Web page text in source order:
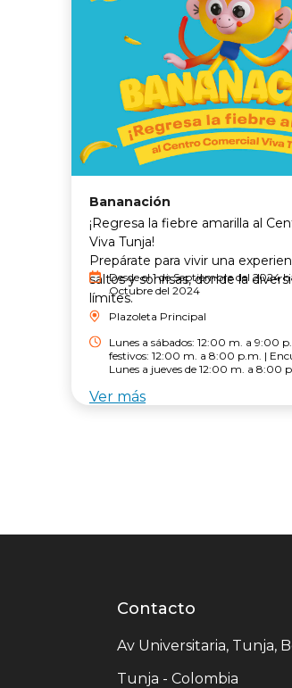
Bananación
¡Regresa la fiebre amarilla al
Viva Tunja!
Prepárate para vivir una
saltos y sonrisas, donde la
límites.
Desde el 1 de Septiembre del 2024
Octubre del 2024
Plazoleta Principal
Lunes a sábados: 12:00 m. a 9:00
festivos: 12:00 m. a 8:00 p.m. |
Lunes a jueves de 12:00 m. a 8:00
Ver más
Contacto
centro
Contacto
Av Universitaria, Tunja,
Tunja - Colombia